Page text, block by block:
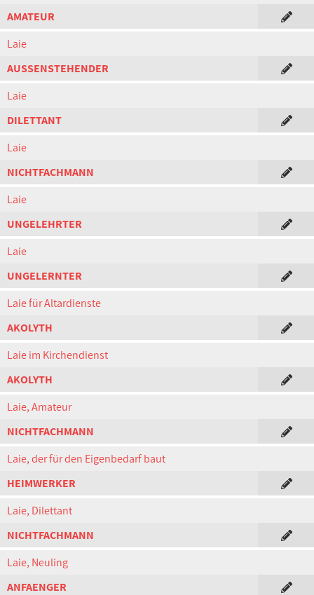
AMATEUR
Laie
AUSSENSTEHENDER
Laie
DILETTANT
Laie
NICHTFACHMANN
Laie
UNGELEHRTER
Laie
UNGELERNTER
Laie für Altardienste
AKOLYTH
Laie im Kirchendienst
AKOLYTH
Laie, Amateur
NICHTFACHMANN
Laie, der für den Eigenbedarf baut
HEIMWERKER
Laie, Dilettant
NICHTFACHMANN
Laie, Neuling
ANFAENGER